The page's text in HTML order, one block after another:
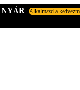
NYÁR Alkalmazd a